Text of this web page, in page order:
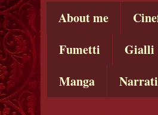
About me
Fumetti
Gialli
Manga